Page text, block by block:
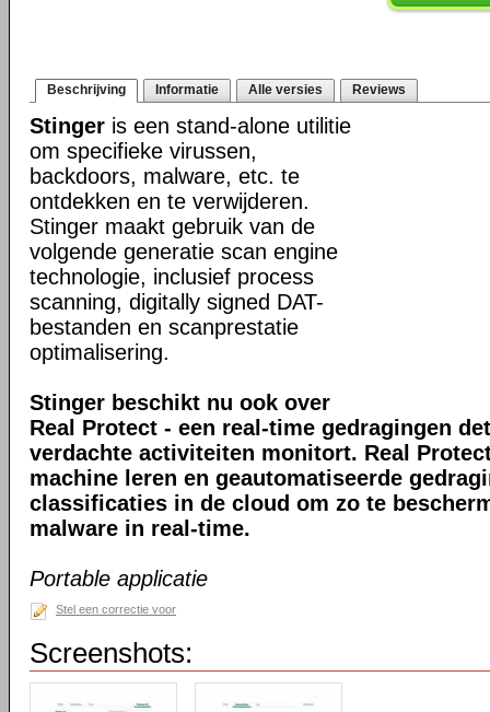
Beschrijving Informatie Alle versies Reviews
Stinger is een stand-alone utilitie
om specifieke virussen,
backdoors, malware, etc. te
ontdekken en te verwijderen.
Stinger maakt gebruik van de
volgende generatie scan engine
technologie, inclusief process
scanning, digitally signed DAT-
bestanden en scanprestatie
optimalisering.
Stinger beschikt nu ook over
Real Protect - een real-time gedragingen
verdachte activiteiten monitort. Real
machine leren en geautomatiseerde
classificaties in de cloud om zo te
malware in real-time.
Portable applicatie
Stel een correctie voor
Screenshots: